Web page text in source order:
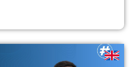
is to support decision-making and